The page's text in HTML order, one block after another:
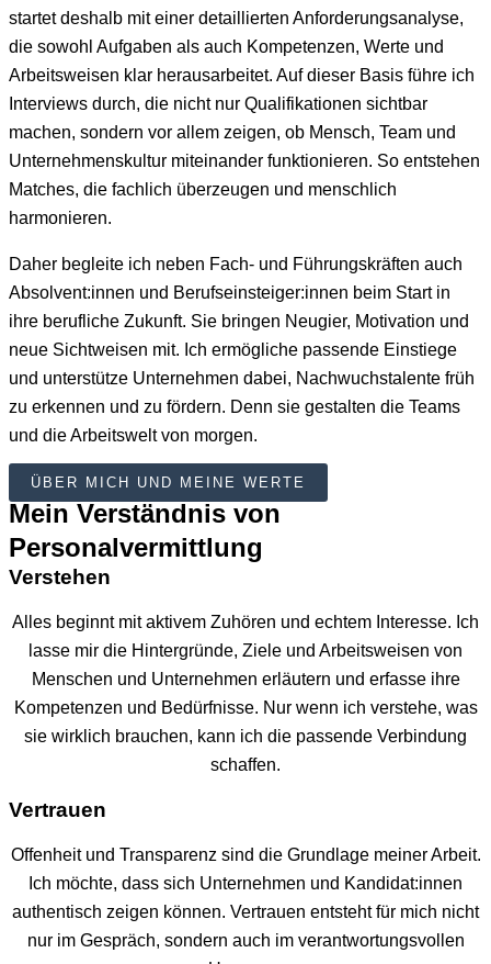
startet deshalb mit einer detaillierten Anforderungsanalyse,
die sowohl Aufgaben als auch Kompetenzen, Werte und
Arbeitsweisen klar herausarbeitet. Auf dieser Basis führe ich
Interviews durch, die nicht nur Qualifikationen sichtbar
machen, sondern vor allem zeigen, ob Mensch, Team und
Unternehmenskultur miteinander funktionieren. So entstehen
Matches, die fachlich überzeugen und menschlich
harmonieren.
Daher begleite ich neben Fach- und Führungskräften auch
Absolvent:innen und Berufseinsteiger:innen beim Start in
ihre berufliche Zukunft. Sie bringen Neugier, Motivation und
neue Sichtweisen mit. Ich ermögliche passende Einstiege
und unterstütze Unternehmen dabei, Nachwuchstalente früh
zu erkennen und zu fördern. Denn sie gestalten die Teams
und die Arbeitswelt von morgen.
ÜBER MICH UND MEINE WERTE
Mein Verständnis von
Personalvermittlung
Verstehen
Alles beginnt mit aktivem Zuhören und echtem Interesse. Ich
lasse mir die Hintergründe, Ziele und Arbeitsweisen von
Menschen und Unternehmen erläutern und erfasse ihre
Kompetenzen und Bedürfnisse. Nur wenn ich verstehe, was
sie wirklich brauchen, kann ich die passende Verbindung
schaffen.
Vertrauen
Offenheit und Transparenz sind die Grundlage meiner Arbeit.
Ich möchte, dass sich Unternehmen und Kandidat:innen
authentisch zeigen können. Vertrauen entsteht für mich nicht
nur im Gespräch, sondern auch im verantwortungsvollen